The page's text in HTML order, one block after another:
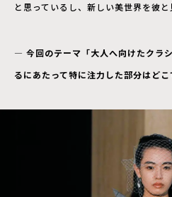
と思っているし、新しい美世界を彼と
― 今回のテーマ「大人へ向けたクラ
るにあたって特に注力した部分はどこ